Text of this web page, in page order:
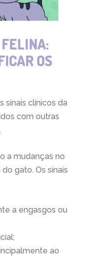
OS
sinais clínicos da
com outras
a mudanças no
gato. Os sinais
a engasgos ou
ao